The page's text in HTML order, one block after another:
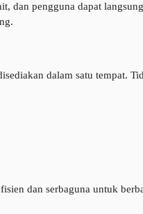
dan pengguna dapat
dalam satu tempat.
dan serbaguna untuk